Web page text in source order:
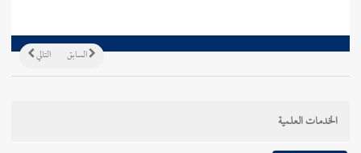
التالي السابق
الخدمات العلمية